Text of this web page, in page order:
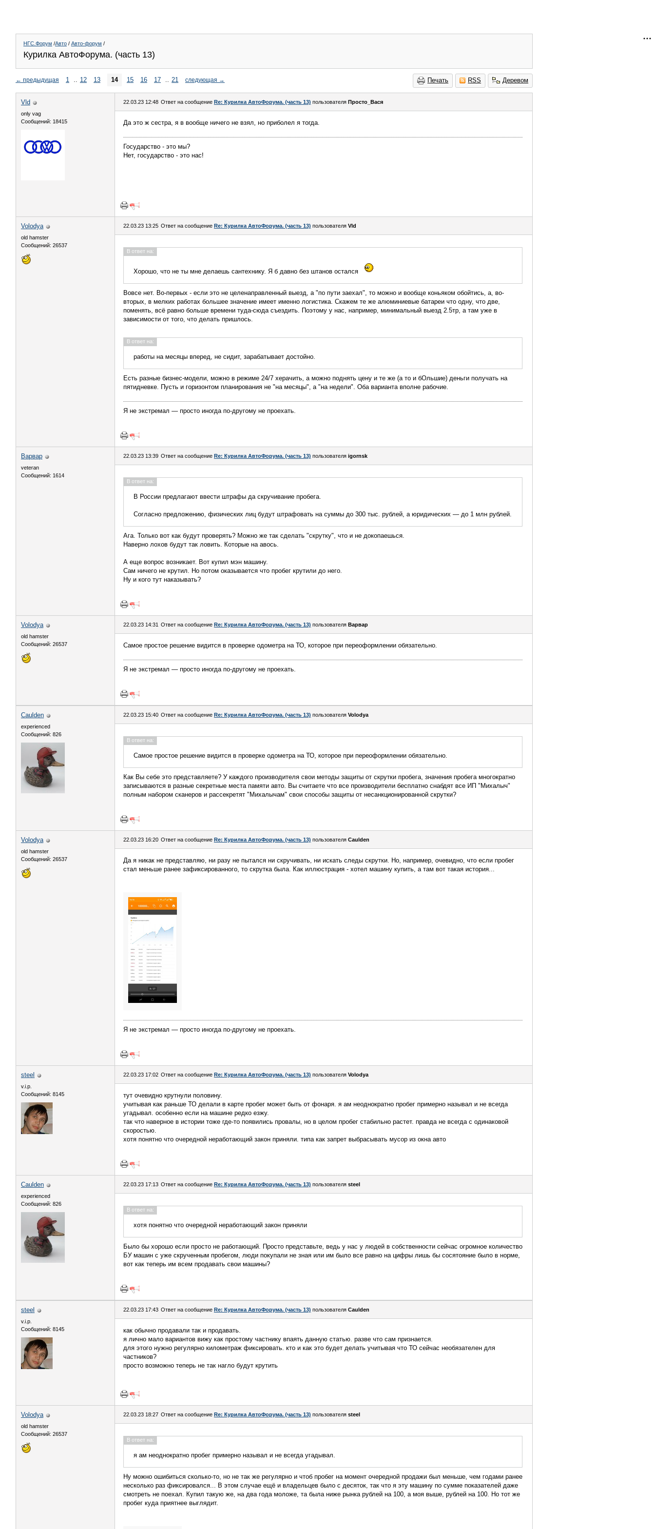
НГС.Форум /Авто / Авто-форум /
Курилка АвтоФорума. (часть 13)
Печать RSS Деревом
← предыдущая 1 .. 12 13 14 15 16 17 .. 21 следующая →
Vld
only vag
Сообщений: 18415
22.03.23 12:48 Ответ на сообщение Re: Курилка АвтоФорума. (часть 13) пользователя Просто_Вася
Да это ж сестра, я в вообще ничего не взял, но приболел я тогда.
Государство - это мы?
Нет, государство - это нас!
Volodya
old hamster
Сообщений: 26537
22.03.23 13:25 Ответ на сообщение Re: Курилка АвтоФорума. (часть 13) пользователя Vld
В ответ на:
Хорошо, что не ты мне делаешь сантехнику. Я б давно без штанов остался
Вовсе нет. Во-первых - если это не целенаправленный выезд, а "по пути заехал", то можно и вообще коньяком обойтись, а, во-
вторых, в мелких работах большее значение имеет именно логистика. Скажем те же алюминиевые батареи что одну, что две,
поменять, всё равно больше времени туда-сюда съездить. Поэтому у нас, например, минимальный выезд 2.5тр, а там уже в
зависимости от того, что делать пришлось.
В ответ на:
работы на месяцы вперед, не сидит, зарабатывает достойно.
Есть разные бизнес-модели, можно в режиме 24/7 херачить, а можно поднять цену и те же (а то и бОльшие) деньги получать на
пятидневке. Пусть и горизонтом планирования не "на месяцы", а "на недели". Оба варианта вполне рабочие.
Я не экстремал — просто иногда по-другому не проехать.
Варвар
veteran
Сообщений: 1614
22.03.23 13:39 Ответ на сообщение Re: Курилка АвтоФорума. (часть 13) пользователя igornsk
В ответ на:
В России предлагают ввести штрафы да скручивание пробега.
Согласно предложению, физических лиц будут штрафовать на суммы до 300 тыс. рублей, а юридических — до 1 млн рублей.
Ага. Только вот как будут проверять? Можно же так сделать "скрутку", что и не докопаешься.
Наверно лохов будут так ловить. Которые на авось.
А еще вопрос возникает. Вот купил мэн машину.
Сам ничего не крутил. Но потом оказывается что пробег крутили до него.
Ну и кого тут наказывать?
Volodya
old hamster
Сообщений: 26537
22.03.23 14:31 Ответ на сообщение Re: Курилка АвтоФорума. (часть 13) пользователя Варвар
Самое простое решение видится в проверке одометра на ТО, которое при переоформлении обязательно.
Я не экстремал — просто иногда по-другому не проехать.
Caulden
experienced
Сообщений: 826
22.03.23 15:40 Ответ на сообщение Re: Курилка АвтоФорума. (часть 13) пользователя Volodya
В ответ на:
Самое простое решение видится в проверке одометра на ТО, которое при переоформлении обязательно.
Как Вы себе это представляете? У каждого производителя свои методы защиты от скрутки пробега, значения пробега многократно
записываются в разные секретные места памяти авто. Вы считаете что все производители бесплатно снабдят все ИП "Михалыч"
полным набором сканеров и рассекретят "Михалычам" свои способы защиты от несанкционированной скрутки?
Volodya
old hamster
Сообщений: 26537
22.03.23 16:20 Ответ на сообщение Re: Курилка АвтоФорума. (часть 13) пользователя Caulden
Да я никак не представляю, ни разу не пытался ни скручивать, ни искать следы скрутки. Но, например, очевидно, что если пробег
стал меньше ранее зафиксированного, то скрутка была. Как иллюстрация - хотел машину купить, а там вот такая история...
Я не экстремал — просто иногда по-другому не проехать.
steel
v.i.p.
Сообщений: 8145
22.03.23 17:02 Ответ на сообщение Re: Курилка АвтоФорума. (часть 13) пользователя Volodya
тут очевидно крутнули половину.
учитывая как раньше ТО делали в карте пробег может быть от фонаря. я ам неоднократно пробег примерно называл и не всегда
угадывал. особенно если на машине редко езжу.
так что наверное в истории тоже где-то появились провалы, но в целом пробег стабильно растет. правда не всегда с одинаковой
скоростью.
хотя понятно что очередной неработающий закон приняли. типа как запрет выбрасывать мусор из окна авто
Caulden
experienced
Сообщений: 826
22.03.23 17:13 Ответ на сообщение Re: Курилка АвтоФорума. (часть 13) пользователя steel
В ответ на:
хотя понятно что очередной неработающий закон приняли
Было бы хорошо если просто не работающий. Просто представьте, ведь у нас у людей в собственности сейчас огромное количество
БУ машин с уже скрученным пробегом, люди покупали не зная или им было все равно на цифры лишь бы сосятояние было в норме,
вот как теперь им всем продавать свои машины?
steel
v.i.p.
Сообщений: 8145
22.03.23 17:43 Ответ на сообщение Re: Курилка АвтоФорума. (часть 13) пользователя Caulden
как обычно продавали так и продавать.
я лично мало вариантов вижу как простому частнику впаять данную статью. разве что сам признается.
для этого нужно регулярно километраж фиксировать. кто и как это будет делать учитывая что ТО сейчас необязателен для
частников?
просто возможно теперь не так нагло будут крутить
Volodya
old hamster
Сообщений: 26537
22.03.23 18:27 Ответ на сообщение Re: Курилка АвтоФорума. (часть 13) пользователя steel
В ответ на:
я ам неоднократно пробег примерно называл и не всегда угадывал.
Ну можно ошибиться сколько-то, но не так же регулярно и чтоб пробег на момент очередной продажи был меньше, чем годами ранее
несколько раз фиксировался... В этом случае ещё и владельцев было с десяток, так что я эту машину по сумме показателей даже
смотреть не поехал. Купил такую же, на два года моложе, та была ниже рынка рублей на 100, а моя выше, рублей на 100. Но тот же
пробег куда приятнее выглядит.